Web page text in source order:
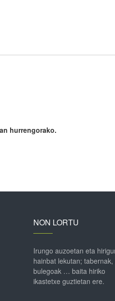
hurrengorako.
NON LORTU
Irungo auzoetan eta
hainbat lekutan; tabernak,
bulegoak … baita hiriko
ikastetxe guztietan ere.